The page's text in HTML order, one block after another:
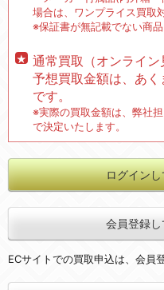
場合は、ワンプライス買取
※保証書が無記載でない商品
通常買取（オンライ
予想買取金額は、あ
です。
※実際の買取金額は、弊社
で決定いたします。
ログイン
会員登録
ECサイトでの買取申込は、会員